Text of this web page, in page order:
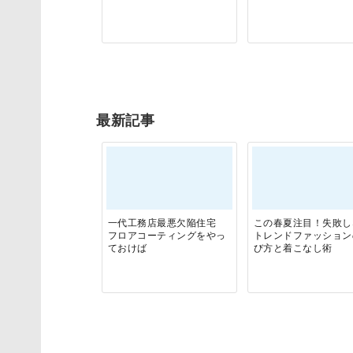
最新記事
一代工務店最悪欠陥住宅
フロアコーティングをやっ
ておけば
この春夏注目！失敗
トレンドファッショ
び方と着こなし術